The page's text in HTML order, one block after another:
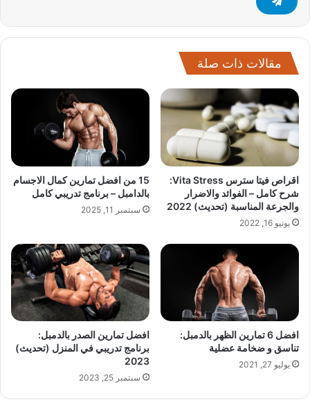
مقالات ذات صلة
اقراص فيتا سترس Vita Stress:
شرح كامل – الفوائد والاضرار
والجرعة المناسبة (تحديث) 2022
يونيو 16, 2022
15 من افضل تمارين كمال الاجسام
بالدامبل – برنامج تدريبي كامل
سبتمبر 11, 2025
افضل 6 تمارين الظهر بالدمبل:
تناسق و ضخامة عضلية
يوليو 27, 2021
افضل تمارين الصدر بالدمبل:
برنامج تدريبي في المنزل (تحديث)
2023
سبتمبر 25, 2023